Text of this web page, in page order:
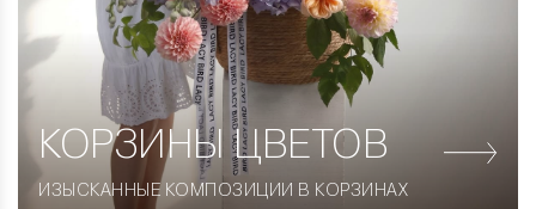
КОРЗИНЫ ЦВЕТОВ
ИЗЫСКАННЫЕ КОМПОЗИЦИИ В КОРЗИНАХ